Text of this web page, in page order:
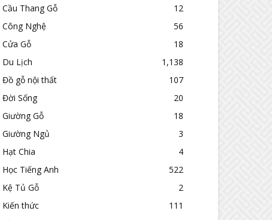
Cầu Thang Gỗ
12
Công Nghệ
56
Cửa Gỗ
18
Du Lịch
1,138
Đồ gỗ nội thất
107
Đời Sống
20
Giường Gỗ
18
Giường Ngủ
3
Hạt Chia
4
Học Tiếng Anh
522
Kệ Tủ Gỗ
2
Kiến thức
111